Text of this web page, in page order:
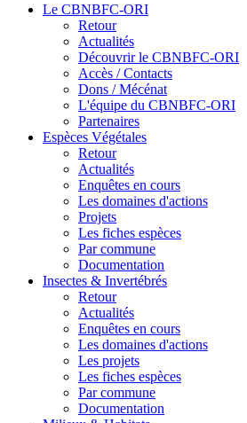
Le CBNBFC-ORI
Retour
Actualités
Découvrir le CBNBFC-ORI
Accès / Contacts
Dons / Mécénat
L'équipe du CBNBFC-ORI
Partenaires
Espèces Végétales
Retour
Actualités
Enquêtes en cours
Les domaines d'actions
Projets
Les fiches espèces
Par commune
Documentation
Insectes & Invertébrés
Retour
Actualités
Enquêtes en cours
Les domaines d'actions
Les projets
Les fiches espèces
Par commune
Documentation